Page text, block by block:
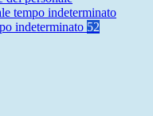
tempo indeterminato
indeterminato 52